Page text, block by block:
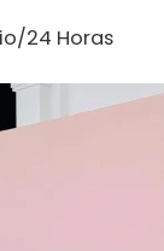
24 Horas